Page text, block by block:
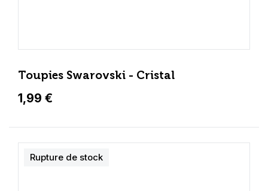
Toupies Swarovski - Cristal
1,99 €
Rupture de stock